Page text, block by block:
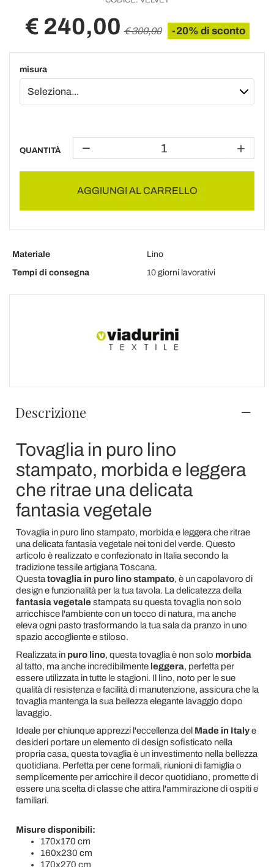
€ 240,00 € 300,00 -20% di sconto
misura
QUANTITÀ
AGGIUNGI AL CARRELLO
Materiale
Lino
Tempi di consegna
10 giorni lavorativi
Descrizione
Tovaglia in puro lino
stampato, morbida e leggera
che ritrae una delicata
fantasia vegetale
Tovaglia in puro lino stampato, morbida e leggera che ritrae
una delicata fantasia vegetale nei toni del verde. Questo
articolo è realizzato e confezionato in Italia secondo la
tradizione tessile artigiana Toscana.
Questa tovaglia in puro lino stampato, è un capolavoro di
design e funzionalità per la tua tavola. La delicatezza della
fantasia vegetalestampata su questa tovaglia non solo
arricchisce l'ambiente con un tocco di natura, ma anche
eleva ogni pasto trasformando la tua sala da pranzo in uno
spazio accogliente e stiloso.
Realizzata in puro lino, questa tovaglia è non solo morbida
al tatto, ma anche incredibilmente leggera, perfetta per
essere utilizzata in tutte le stagioni. Il lino, noto per le sue
qualità di resistenza e facilità di manutenzione, assicura che la
tovaglia mantenga la sua bellezza elegante lavaggio dopo
lavaggio.
Ideale perchiunque apprezzi l'eccellenza del Made in Italye
desideri portare un elemento di design sofisticato nella
propria casa, questa tovaglia è un investimento nella bellezza
quotidiana. Perfetta per cene formali, riunioni di famiglia o
semplicemente per arricchire il decor quotidiano, promette di
essere una scelta di classe che attira l'ammirazione di ospiti e
familiari.
Misure disponibili:
170x170 cm
160x230 cm
170x270 cm